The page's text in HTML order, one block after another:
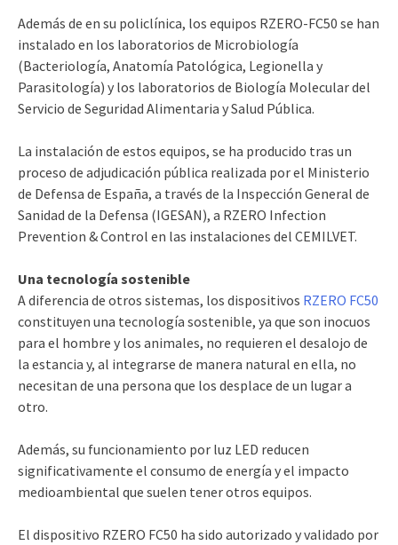
Además de en su policlínica, los equipos RZERO-FC50 se han
instalado en los laboratorios de Microbiología
(Bacteriología, Anatomía Patológica, Legionella y
Parasitología) y los laboratorios de Biología Molecular del
Servicio de Seguridad Alimentaria y Salud Pública.
La instalación de estos equipos, se ha producido tras un
proceso de adjudicación pública realizada por el Ministerio
de Defensa de España, a través de la Inspección General de
Sanidad de la Defensa (IGESAN), a RZERO Infection
Prevention & Control en las instalaciones del CEMILVET.
Una tecnología sostenible
A diferencia de otros sistemas, los dispositivos RZERO FC50
constituyen una tecnología sostenible, ya que son inocuos
para el hombre y los animales, no requieren el desalojo de
la estancia y, al integrarse de manera natural en ella, no
necesitan de una persona que los desplace de un lugar a
otro.
Además, su funcionamiento por luz LED reducen
significativamente el consumo de energía y el impacto
medioambiental que suelen tener otros equipos.
El dispositivo RZERO FC50 ha sido autorizado y validado por